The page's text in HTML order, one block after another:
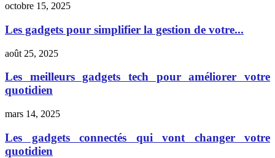
octobre 15, 2025
Les gadgets pour simplifier la gestion de votre...
août 25, 2025
Les meilleurs gadgets tech pour améliorer votre
quotidien
mars 14, 2025
Les gadgets connectés qui vont changer votre
quotidien